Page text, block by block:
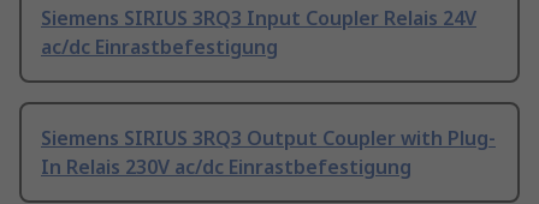
Siemens SIRIUS 3RQ3 Input Coupler Relais 24V
ac/dc Einrastbefestigung
Siemens SIRIUS 3RQ3 Output Coupler with Plug-
In Relais 230V ac/dc Einrastbefestigung